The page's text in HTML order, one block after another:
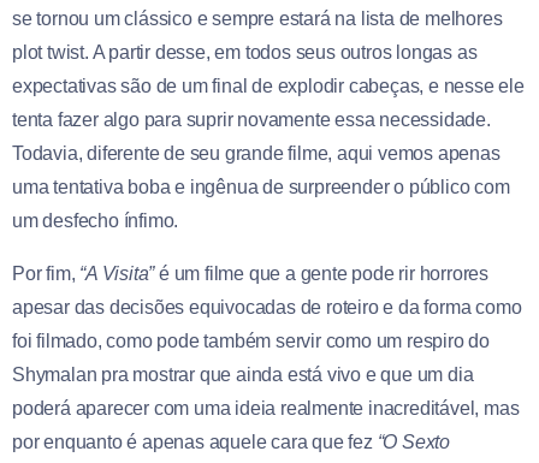
se tornou um clássico e sempre estará na lista de melhores
plot twist. A partir desse, em todos seus outros longas as
expectativas são de um final de explodir cabeças, e nesse ele
tenta fazer algo para suprir novamente essa necessidade.
Todavia, diferente de seu grande filme, aqui vemos apenas
uma tentativa boba e ingênua de surpreender o público com
um desfecho ínfimo.
Por fim, “A Visita”é um filme que a gente pode rir horrores
apesar das decisões equivocadas de roteiro e da forma como
foi filmado, como pode também servir como um respiro do
Shymalan pra mostrar que ainda está vivo e que um dia
poderá aparecer com uma ideia realmente inacreditável, mas
por enquanto é apenas aquele cara que fez “O Sexto